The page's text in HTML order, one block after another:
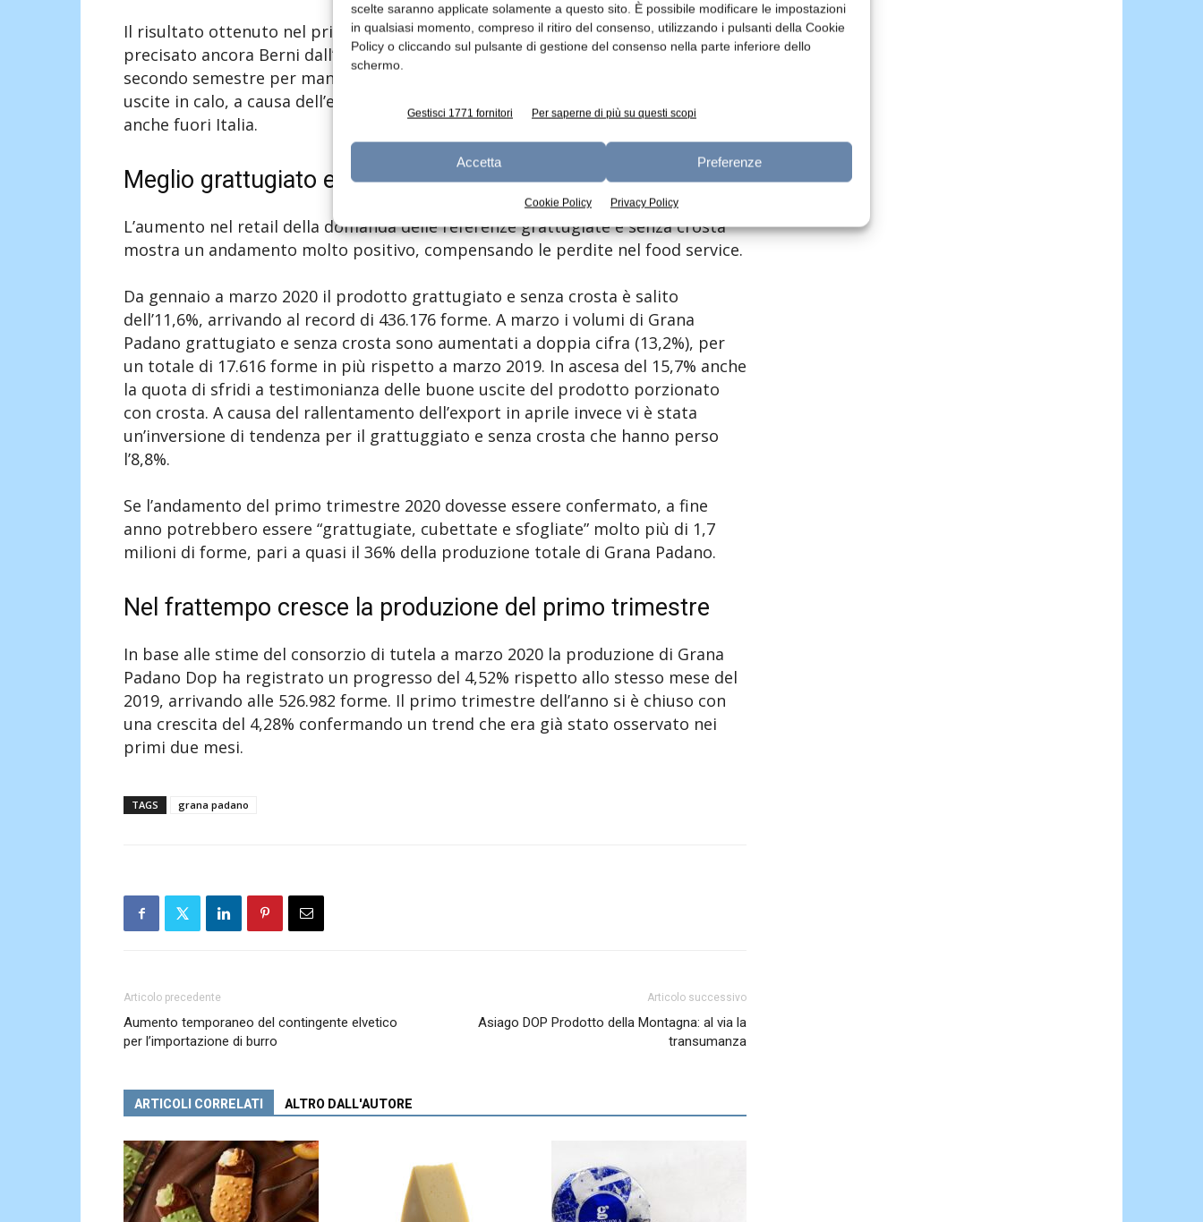
scelte saranno applicate solamente a questo sito. È possibile modificare le impostazioni
in qualsiasi momento, compreso il ritiro del consenso, utilizzando i pulsanti della Cookie
Policy o cliccando sul pulsante di gestione del consenso nella parte inferiore dello
schermo.
Gestisci 1771 fornitori Per saperne di più su questi scopi
Accetta Preferenze
Cookie Policy Privacy Policy
Il risultato ottenuto nel primo trimestre 2020 non dove però distrarre, come ha
precisato ancora Berni dall’obiettivo del 2020: rallentare la produzione nel
secondo semestre per mantenere il prezzo. I primi dati di aprile mostrano
uscite in calo, a causa dell’export assai rallentato per la chiusura dei ristoranti
anche fuori Italia.
Meglio grattugiato e senza crosta
L’aumento nel retail della domanda delle referenze grattugiate e senza crosta
mostra un andamento molto positivo, compensando le perdite nel food service.
Da gennaio a marzo 2020 il prodotto grattugiato e senza crosta è salito
dell’11,6%, arrivando al record di 436.176 forme. A marzo i volumi di Grana
Padano grattugiato e senza crosta sono aumentati a doppia cifra (13,2%), per
un totale di 17.616 forme in più rispetto a marzo 2019. In ascesa del 15,7% anche
la quota di sfridi a testimonianza delle buone uscite del prodotto porzionato
con crosta. A causa del rallentamento dell’export in aprile invece vi è stata
un’inversione di tendenza per il grattuggiato e senza crosta che hanno perso
l’8,8%.
Se l’andamento del primo trimestre 2020 dovesse essere confermato, a fine
anno potrebbero essere “grattugiate, cubettate e sfogliate” molto più di 1,7
milioni di forme, pari a quasi il 36% della produzione totale di Grana Padano.
Nel frattempo cresce la produzione del primo trimestre
In base alle stime del consorzio di tutela a marzo 2020 la produzione di Grana
Padano Dop ha registrato un progresso del 4,52% rispetto allo stesso mese del
2019, arrivando alle 526.982 forme. Il primo trimestre dell’anno si è chiuso con
una crescita del 4,28% confermando un trend che era già stato osservato nei
primi due mesi.
TAGS grana padano
Articolo precedente
Aumento temporaneo del contingente elvetico
per l’importazione di burro
Articolo successivo
Asiago DOP Prodotto della Montagna: al via la
transumanza
ARTICOLI CORRELATI ALTRO DALL'AUTORE